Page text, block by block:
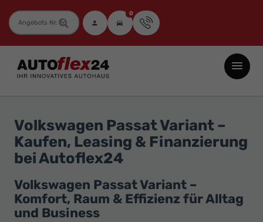
Fahrzeugnummer 0
Autoflex24
GmbH
Neuwagen
Jahreswagen
und
Gebrauchtwagen
zu
Top-
Volkswagen Passat Variant –
Kaufen, Leasing & Finanzierung
bei Autoflex24
Volkswagen Passat Variant –
Komfort, Raum & Effizienz für Alltag
und Business